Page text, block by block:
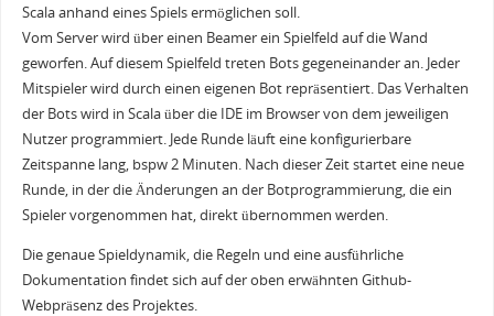
Scala anhand eines Spiels ermöglichen soll.
Vom Server wird über einen Beamer ein Spielfeld auf die Wand
geworfen. Auf diesem Spielfeld treten Bots gegeneinander an. Jeder
Mitspieler wird durch einen eigenen Bot repräsentiert. Das Verhalten
der Bots wird in Scala über die IDE im Browser von dem jeweiligen
Nutzer programmiert. Jede Runde läuft eine konfigurierbare
Zeitspanne lang, bspw 2 Minuten. Nach dieser Zeit startet eine neue
Runde, in der die Änderungen an der Botprogrammierung, die ein
Spieler vorgenommen hat, direkt übernommen werden.
Die genaue Spieldynamik, die Regeln und eine ausführliche
Dokumentation findet sich auf der oben erwähnten Github-
Webpräsenz des Projektes.